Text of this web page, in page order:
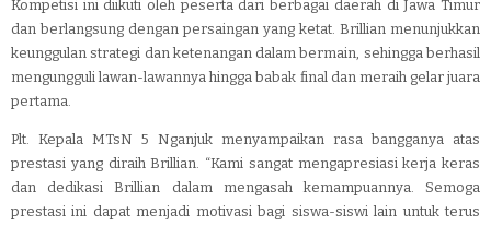
Kompetisi ini diikuti oleh peserta dari berbagai daerah di Jawa Timur
dan berlangsung dengan persaingan yang ketat. Brillian menunjukkan
keunggulan strategi dan ketenangan dalam bermain, sehingga berhasil
mengungguli lawan-lawannya hingga babak final dan meraih gelar juara
pertama.
Plt. Kepala MTsN 5 Nganjuk menyampaikan rasa bangganya atas
prestasi yang diraih Brillian. “Kami sangat mengapresiasi kerja keras
dan dedikasi Brillian dalam mengasah kemampuannya. Semoga
prestasi ini dapat menjadi motivasi bagi siswa-siswi lain untuk terus